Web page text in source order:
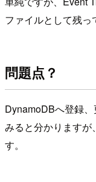
ファイルとして残っ
問題点？
DynamoDBへ登録
みると分かりますが
す。